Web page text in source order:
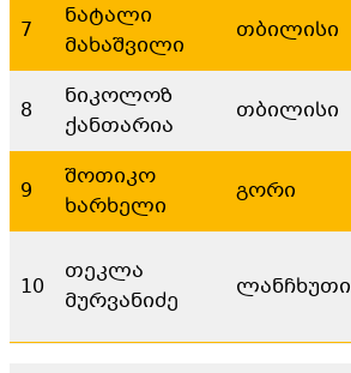
7
ნატალი
მახაშვილი
თბილისი
8
ნიკოლოზ
ქანთარია
თბილისი
9
შოთიკო
ხარხელი
გორი
10
თეკლა
მურვანიძე
ლანჩხუთი